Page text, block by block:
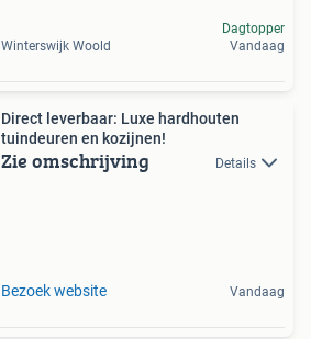
Winterswijk Woold
Dagtopper
Vandaag
Direct leverbaar: Luxe hardhouten
tuindeuren en kozijnen!
Zie omschrijving Details
Bezoek website Vandaag